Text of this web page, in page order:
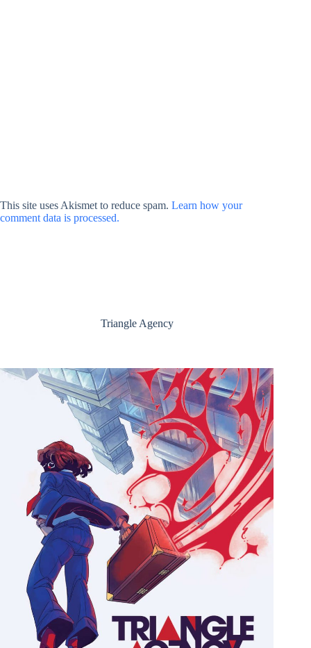
This site uses Akismet to reduce spam. Learn how your
comment data is processed.
Triangle Agency